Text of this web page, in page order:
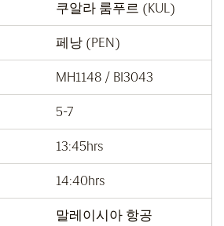
쿠알라 룸푸르 (KUL)
페낭 (PEN)
MH1148 / BI3043
5-7
13:45hrs
14:40hrs
말레이시아 항공